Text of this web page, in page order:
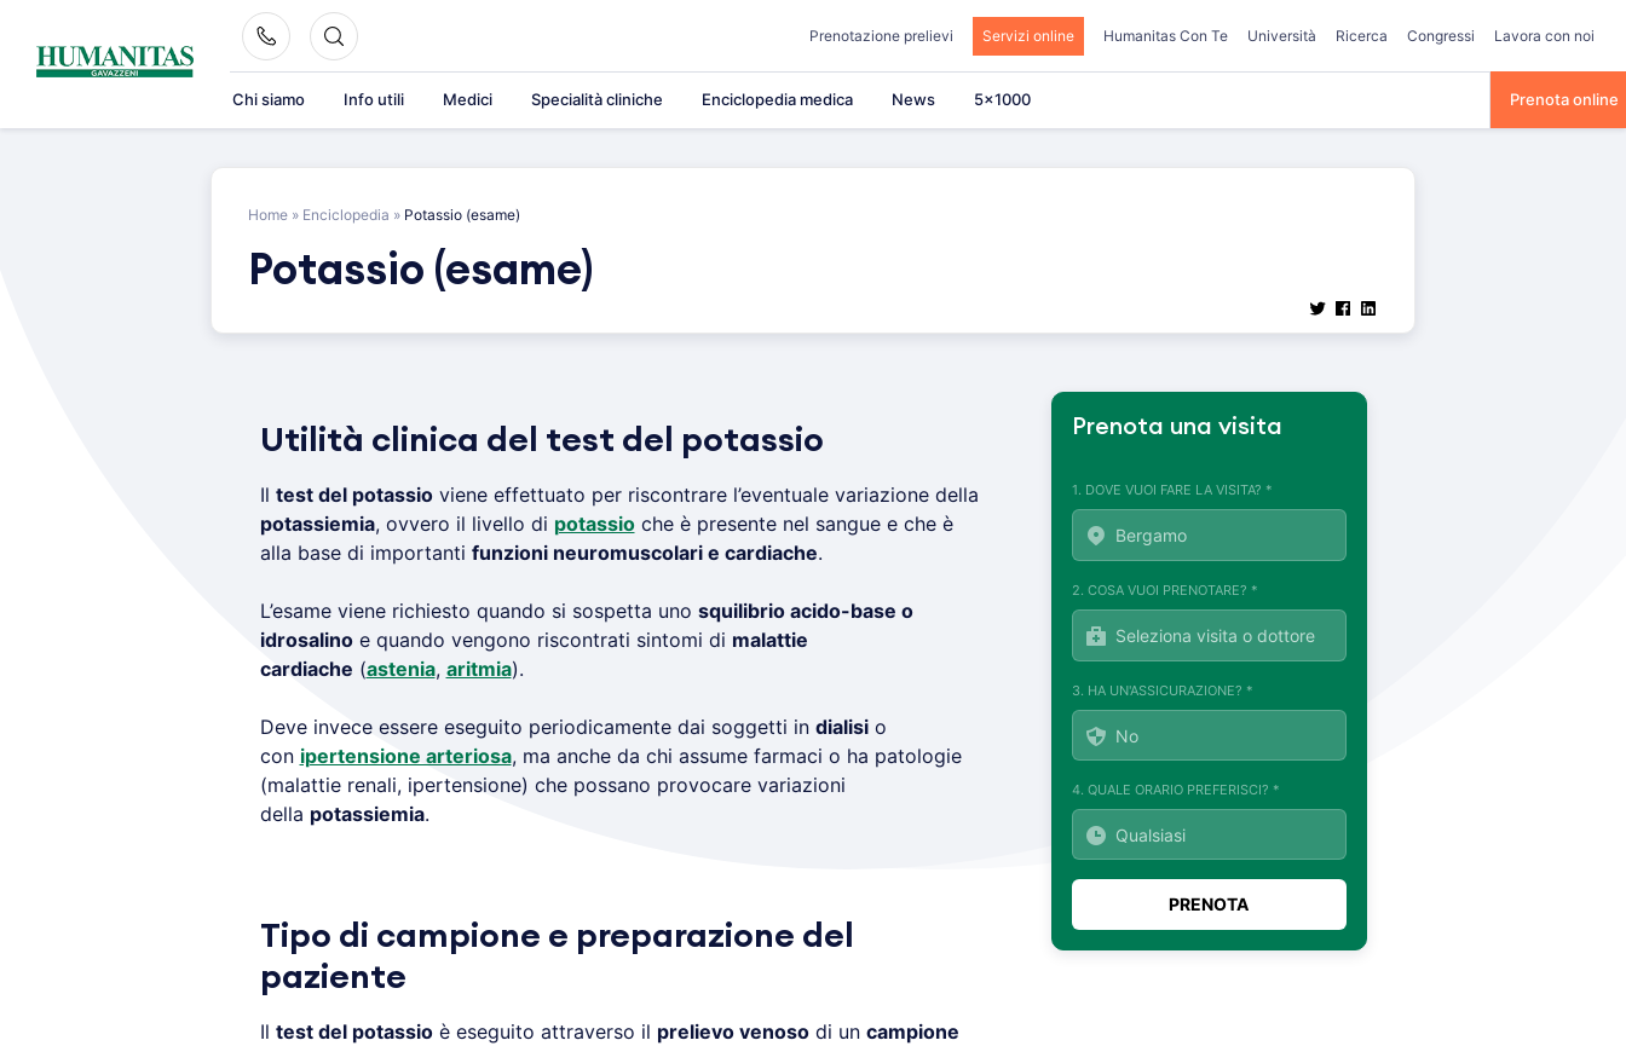
content
Prenotazione prelievi Servizi online Humanitas Con Te Università Ricerca Congressi Lavora con noi
Chi siamo Info utili Medici Specialità cliniche Enciclopedia medica News 5×1000 Prenota online
Home » Enciclopedia » Potassio (esame)
Potassio (esame)
Utilità clinica del test del potassio
Il test del potassioviene effettuato per riscontrare l’eventuale variazione della
potassiemia, ovvero il livello di potassioche è presente nel sangue e che è
alla base di importanti funzioni neuromuscolari e cardiache.
L’esame viene richiesto quando si sospetta uno squilibrio acido-base o
idrosalinoe quando vengono riscontrati sintomi di malattie
cardiache (astenia, aritmia).
Deve invece essere eseguito periodicamente dai soggetti in dialisio
con ipertensione arteriosa, ma anche da chi assume farmaci o ha patologie
(malattie renali, ipertensione) che possano provocare variazioni
della potassiemia.
Tipo di campione e preparazione del
paziente
Il test del potassioè eseguito attraverso il prelievo venosodi un campione
Prenota una visita
1. DOVE VUOI FARE LA VISITA? *
2. COSA VUOI PRENOTARE? *
3. HA UN'ASSICURAZIONE? *
4. QUALE ORARIO PREFERISCI? *